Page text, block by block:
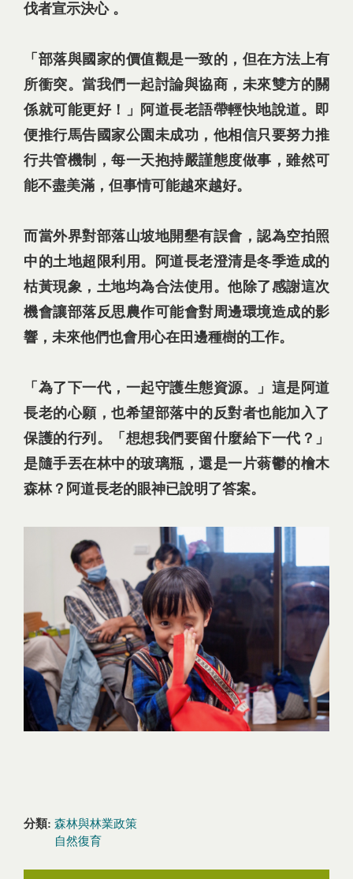
伐者宣示決心 。
「部落與國家的價值觀是一致的，但在方法上有
所衝突。當我們一起討論與協商，未來雙方的關
係就可能更好！」阿道長老語帶輕快地說道。即
便推行馬告國家公園未成功，他相信只要努力推
行共管機制，每一天抱持嚴謹態度做事，雖然可
能不盡美滿，但事情可能越來越好。
而當外界對部落山坡地開墾有誤會，認為空拍照
中的土地超限利用。阿道長老澄清是冬季造成的
枯黃現象，土地均為合法使用。他除了感謝這次
機會讓部落反思農作可能會對周邊環境造成的影
響，未來他們也會用心在田邊種樹的工作。
「為了下一代，一起守護生態資源。」這是阿道
長老的心願，也希望部落中的反對者也能加入了
保護的行列。「想想我們要留什麼給下一代？」
是隨手丟在林中的玻璃瓶，還是一片蓊鬱的檜木
森林？阿道長老的眼神已說明了答案。
分類: 森林與林業政策
自然復育